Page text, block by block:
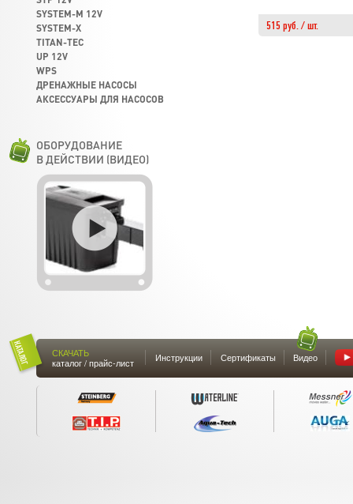
515 руб. / шт.
SYSTEM-M 12V
SYSTEM-X
TITAN-TEC
UP 12V
WPS
ДРЕНАЖНЫЕ НАСОСЫ
АКСЕССУАРЫ ДЛЯ НАСОСОВ
ОБОРУДОВАНИЕ
В ДЕЙСТВИИ (ВИДЕО)
СКАЧАТЬ
каталог / прайс-лист
Инструкции Сертификаты Видео